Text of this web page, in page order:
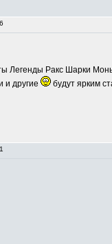
Легенды Ракс Шарки
и другие
будут ярким